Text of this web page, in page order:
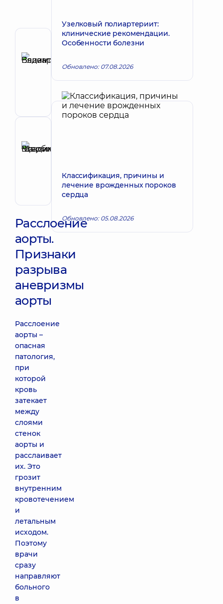
Автор
Вадим
Валентинович
Хирург;
Хирург
проктолог
Хирург;
Хирург
проктолог;
сосудистый
Расслоение
аорты.
Признаки
разрыва
аневризмы
аорты
Расслоение
аорты –
опасная
патология,
при
которой
кровь
затекает
между
слоями
стенок
аорты и
расслаивает
их. Это
грозит
внутренним
кровотечением
и
летальным
исходом.
Поэтому
врачи
сразу
направляют
больного
в
Узелковый полиартериит:
клинические рекомендации.
Особенности болезни
Обновлено: 07.08.2026
Классификация, причины и
лечение врожденных пороков
сердца
Обновлено: 05.08.2026